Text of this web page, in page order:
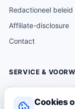
Cookies
Redactioneel beleid
Affiliate-disclosure
Contact
SERVICE &
Klantenservice
Verzending &